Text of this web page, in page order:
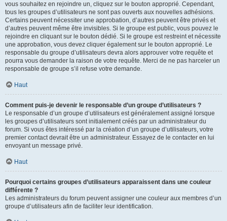
vous souhaitez en rejoindre un, cliquez sur le bouton approprié. Cependant,
tous les groupes d’utilisateurs ne sont pas ouverts aux nouvelles adhésions.
Certains peuvent nécessiter une approbation, d’autres peuvent être privés et
d’autres peuvent même être invisibles. Si le groupe est public, vous pouvez le
rejoindre en cliquant sur le bouton dédié. Si le groupe est restreint et nécessite
une approbation, vous devez cliquer également sur le bouton approprié. Le
responsable du groupe d’utilisateurs devra alors approuver votre requête et
pourra vous demander la raison de votre requête. Merci de ne pas harceler un
responsable de groupe s’il refuse votre demande.
Haut
Comment puis-je devenir le responsable d’un groupe d’utilisateurs ?
Le responsable d’un groupe d’utilisateurs est généralement assigné lorsque
les groupes d’utilisateurs sont initialement créés par un administrateur du
forum. Si vous êtes intéressé par la création d’un groupe d’utilisateurs, votre
premier contact devrait être un administrateur. Essayez de le contacter en lui
envoyant un message privé.
Haut
Pourquoi certains groupes d’utilisateurs apparaissent dans une couleur
différente ?
Les administrateurs du forum peuvent assigner une couleur aux membres d’un
groupe d’utilisateurs afin de faciliter leur identification.